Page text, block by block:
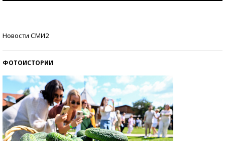
Новости СМИ2
ФОТОИСТОРИИ